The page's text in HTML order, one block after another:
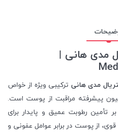
مدی هانی |
مدی هانی ترکیبی ویژه از خواص
پیشرفته مراقبت از پوست است.
کد 597، علاوه بر تأمین رطوبت عمیق و پایدار برای
از پوست در برابر عوامل عفونی و